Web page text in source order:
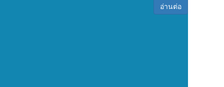
อ่านต่อ